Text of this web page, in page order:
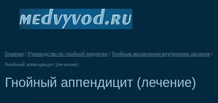
Главная / Руководство по гнойной хирургии / Гнойные воспаления внутренних органов /
Гнойный аппендицит (лечение)
Гнойный аппендицит (лечение)